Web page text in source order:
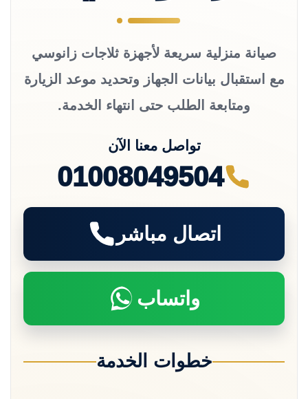
صيانة منزلية سريعة لأجهزة ثلاجات زانوسي
مع استقبال بيانات الجهاز وتحديد موعد الزيارة
ومتابعة الطلب حتى انتهاء الخدمة.
تواصل معنا الآن
01008049504
اتصال مباشر
واتساب
خطوات الخدمة